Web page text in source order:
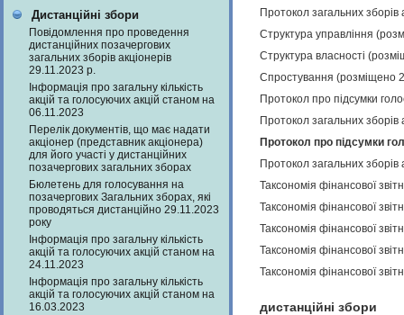
Дистанційні збори
Повідомлення про проведення
дистанційних позачергових
загальних зборів акціонерів
29.11.2023 р.
Інформація про загальну кількість
акцій та голосуючих акцій станом на
06.11.2023
Перелік документів, що має надати
акціонер (представник акціонера)
для його участі у дистанційних
позачергових загальних зборах
Бюлетень для голосування на
позачергових Загальних зборах, які
проводяться дистанційно 29.11.2023
року
Інформація про загальну кількість
акцій та голосуючих акцій станом на
24.11.2023
Інформація про загальну кількість
акцій та голосуючих акцій станом на
16.03.2023
Протокол загальних
Структура управління
Структура власності
Спростування (розміщено
Протокол про підсумки
Протокол загальних
Протокол про підсумки
Протокол загальних
Таксономія фінансової
Таксономія фінансової
Таксономія фінансової
Таксономія фінансової
Таксономія фінансової
дистанційні збори